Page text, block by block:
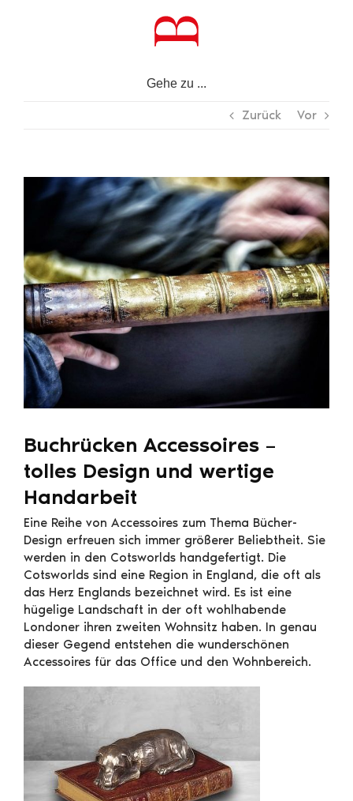
Gehe zu ...
Zurück Vor
Zeige
grösseres
Buchrücken Accessoires –
tolles Design und wertige
Handarbeit
Eine Reihe von Accessoires zum Thema Bücher-
Design erfreuen sich immer größerer Beliebtheit. Sie
werden in den Cotsworlds handgefertigt. Die
Cotsworlds sind eine Region in England, die oft als
das Herz Englands bezeichnet wird. Es ist eine
hügelige Landschaft in der oft wohlhabende
Londoner ihren zweiten Wohnsitz haben. In genau
dieser Gegend entstehen die wunderschönen
Accessoires für das Office und den Wohnbereich.